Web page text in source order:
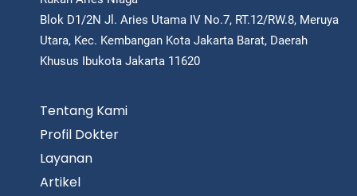
Blok D1/2N Jl. Aries Utama IV No.7, RT.12/RW.8, Meruya
Utara, Kec. Kembangan Kota Jakarta Barat, Daerah
Khusus Ibukota Jakarta 11620
Tentang Kami
Profil Dokter
Layanan
Artikel